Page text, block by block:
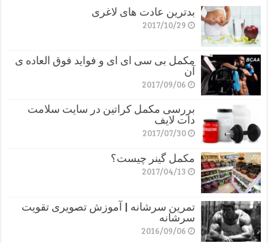
بدترین عادت های لاغری
2017/10/29
مکمل بی سی ای ای و فواید فوق العاده ی
آن
2017/09/06
بررسی مکمل کراتین در سایت سلامت
دات لایف
2017/07/30
مکمل گینر چیست؟
2017/04/13
تمرین سرشانه | آموزش تصویری تقویت
سرشانه
2016/09/06